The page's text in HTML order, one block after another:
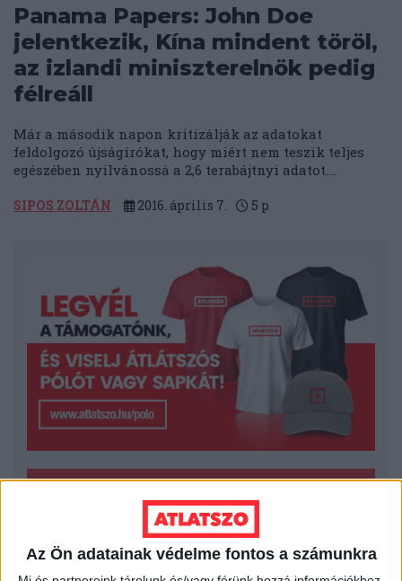
Az Ön adatainak védelme fontos a számunkra
Panama Papers: John Doe
jelentkezik, Kína mindent töröl,
az izlandi miniszterelnök pedig
félreáll
Már a második napon kritizálják az adatokat
feldolgozó újságírókat, hogy miért nem teszik teljes
egészében nyilvánossá a 2,6 terabájtnyi adatot....
SIPOS ZOLTÁN 2016. április 7. 5 p
LEGFRISSEBB
2026. augusztus 7.
Orbán Gáspár Csádban, mérgező anyag